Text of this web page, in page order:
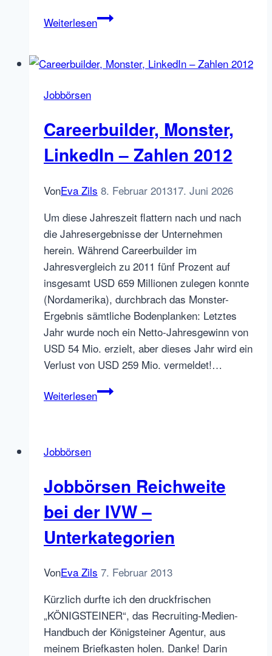
WeiterlesenJobpilot
Asche
Jobbörsen
Careerbuilder, Monster,
LinkedIn – Zahlen 2012
VonEva Zils 8. Februar 201317. Juni 2026
Um diese Jahreszeit flattern nach und nach
die Jahresergebnisse der Unternehmen
herein. Während Careerbuilder im
Jahresvergleich zu 2011 fünf Prozent auf
insgesamt USD 659 Millionen zulegen konnte
(Nordamerika), durchbrach das Monster-
Ergebnis sämtliche Bodenplanken: Letztes
Jahr wurde noch ein Netto-Jahresgewinn von
USD 54 Mio. erzielt, aber dieses Jahr wird ein
Verlust von USD 259 Mio. vermeldet!…
WeiterlesenCareerbuilder,
Jobbörsen
Jobbörsen Reichweite
bei der IVW –
Unterkategorien
VonEva Zils 7. Februar 2013
Kürzlich durfte ich den druckfrischen
„KÖNIGSTEINER“, das Recruiting-Medien-
Handbuch der Königsteiner Agentur, aus
meinem Briefkasten holen. Danke! Darin